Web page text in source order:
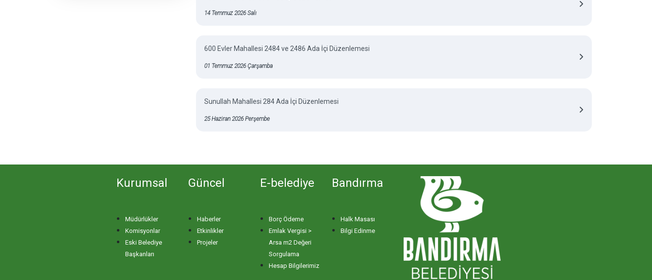
14 Temmuz 2026 Salı
600 Evler Mahallesi 2484 ve 2486 Ada İçi Düzenlemesi
01 Temmuz 2026 Çarşamba
Sunullah Mahallesi 284 Ada İçi Düzenlemesi
25 Haziran 2026 Perşembe
Kurumsal
Müdürlükler
Komisyonlar
Eski Belediye
Başkanları
Güncel
Haberler
Etkinlikler
Projeler
E-belediye
Borç Ödeme
Emlak Vergisi >
Arsa m2 Değeri
Sorgulama
Hesap Bilgilerimiz
Bandırma
Halk Masası
Bilgi Edinme